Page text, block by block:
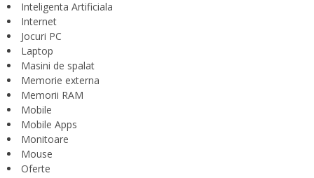
Inteligenta Artificiala
Internet
Jocuri PC
Laptop
Masini de spalat
Memorie externa
Memorii RAM
Mobile
Mobile Apps
Monitoare
Mouse
Oferte